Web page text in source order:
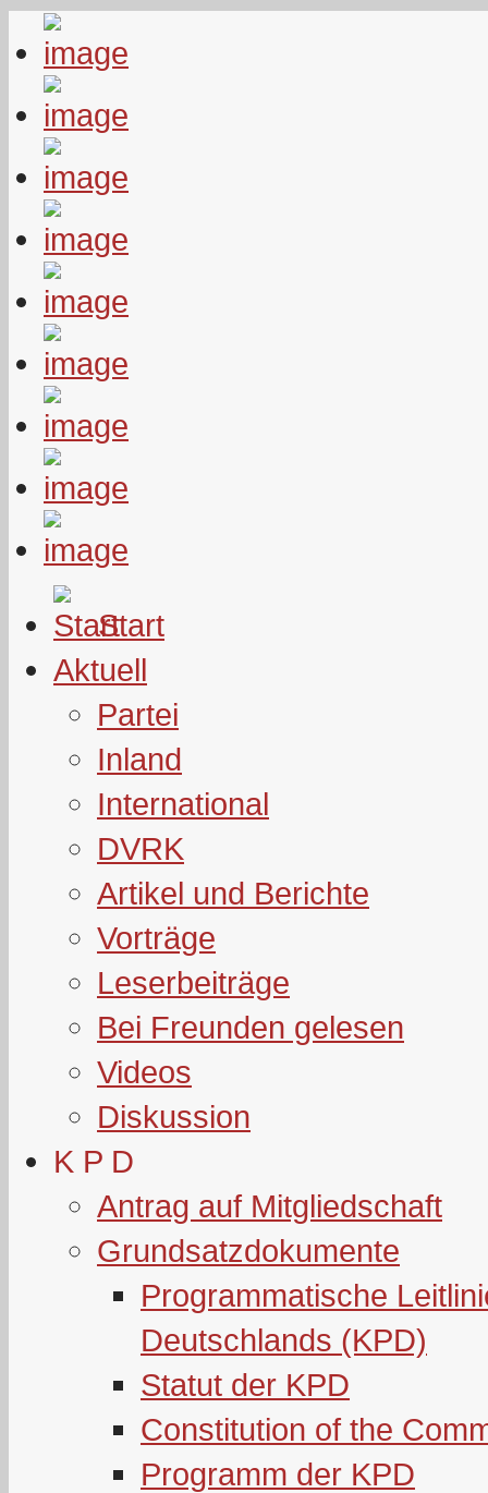
Start
Aktuell
Partei
Inland
International
DVRK
Artikel und Berichte
Vorträge
Leserbeiträge
Bei Freunden gelesen
Videos
Diskussion
K P D
Antrag auf Mitgliedschaft
Grundsatzdokumente
Programmatische
Deutschlands (KPD)
Statut der KPD
Constitution of the
Programm der KPD